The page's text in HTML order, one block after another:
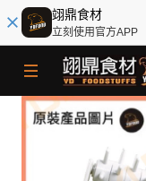
翊鼎食材
立刻使用官方APP